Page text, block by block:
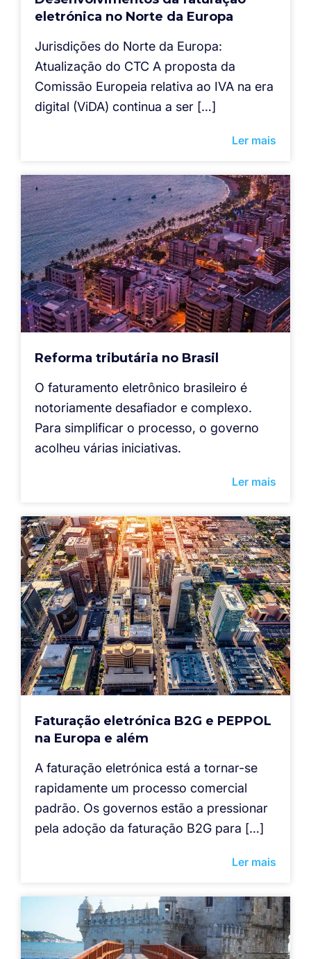
eletrónica no Norte da Europa
Jurisdições do Norte da Europa:
Atualização do CTC A proposta da
Comissão Europeia relativa ao IVA na era
digital (ViDA) continua a ser […]
Ler mais
Reforma tributária no Brasil
O faturamento eletrônico brasileiro é
notoriamente desafiador e complexo.
Para simplificar o processo, o governo
acolheu várias iniciativas.
Ler mais
Faturação eletrónica B2G e PEPPOL
na Europa e além
A faturação eletrónica está a tornar-se
rapidamente um processo comercial
padrão. Os governos estão a pressionar
pela adoção da faturação B2G para […]
Ler mais